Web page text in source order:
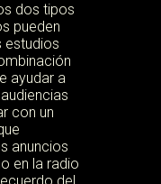
dos tipos
pueden
estudios
ayudar a
con un
anuncios
en la radio